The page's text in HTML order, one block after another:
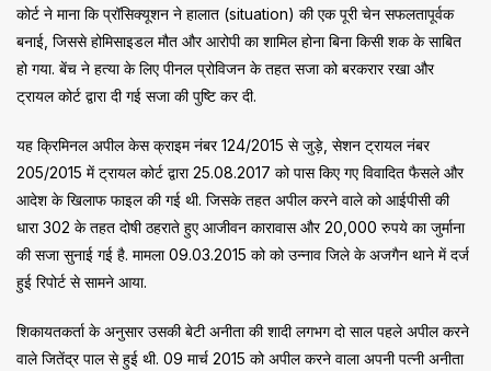
कोर्ट ने माना कि प्रॉसिक्यूशन ने हालात (situation) की एक पूरी चेन सफलतापूर्वक
बनाई, जिससे होमिसाइडल मौत और आरोपी का शामिल होना बिना किसी शक के साबित
हो गया. बेंच ने हत्या के लिए पीनल प्रोविजन के तहत सजा को बरकरार रखा और
ट्रायल कोर्ट द्वारा दी गई सजा की पुष्टि कर दी.
यह क्रिमिनल अपील केस क्राइम नंबर 124/2015 से जुड़े, सेशन ट्रायल नंबर
205/2015 में ट्रायल कोर्ट द्वारा 25.08.2017 को पास किए गए विवादित फैसले और
आदेश के खिलाफ फाइल की गई थी. जिसके तहत अपील करने वाले को आईपीसी की
धारा 302 के तहत दोषी ठहराते हुए आजीवन कारावास और 20,000 रुपये का जुर्माना
की सजा सुनाई गई है. मामला 09.03.2015 को को उन्नाव जिले के अजगैन थाने में दर्ज
हुई रिपोर्ट से सामने आया.
शिकायतकर्ता के अनुसार उसकी बेटी अनीता की शादी लगभग दो साल पहले अपील करने
वाले जितेंद्र पाल से हुई थी. 09 मार्च 2015 को अपील करने वाला अपनी पत्नी अनीता